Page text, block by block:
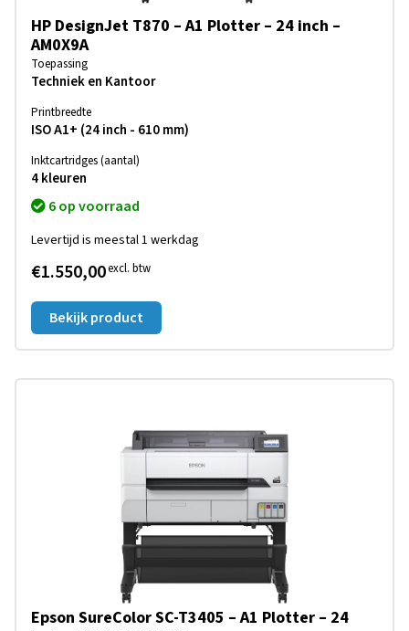
HP DesignJet T870 – A1 Plotter – 24 inch –
AM0X9A
Toepassing
Techniek en Kantoor
Printbreedte
ISO A1+ (24 inch - 610 mm)
Inktcartridges (aantal)
4 kleuren
6 op voorraad
Levertijd is meestal 1 werkdag
€1.550,00excl. btw
Bekijk product
Epson SureColor SC-T3405 – A1 Plotter – 24